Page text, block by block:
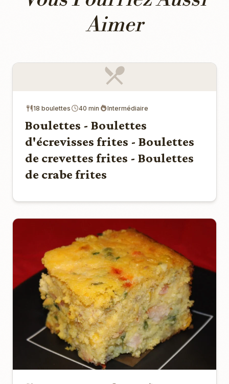
Aimer
18 boulettes 40 min Intermédiaire
Boulettes - Boulettes
d'écrevisses frites - Boulettes
de crevettes frites - Boulettes
de crabe frites